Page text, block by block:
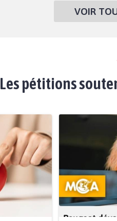
VOIR
Les pétitions